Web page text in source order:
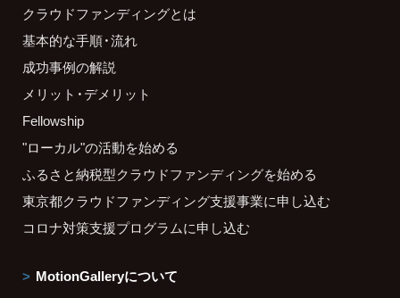
クラウドファンディングとは
基本的な手順・流れ
成功事例の解説
メリット・デメリット
Fellowship
"ローカル"の活動を始める
ふるさと納税型クラウドファンディングを始める
東京都クラウドファンディング支援事業に申し込む
コロナ対策支援プログラムに申し込む
MotionGalleryについて